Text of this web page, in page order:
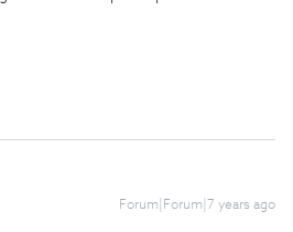
Forum|Forum|7 years ago